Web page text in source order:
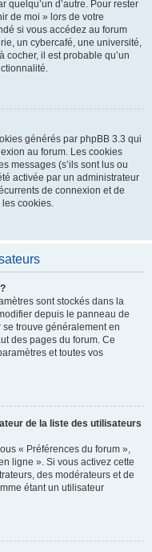
quelqu’un d’autre. Pour rester
de moi » lors de votre
si vous accédez au forum
un cybercafé, une université,
cocher, il est probable qu’un
générés par phpBB 3.3 qui
au forum. Les cookies
messages (s’ils sont lus ou
activée par un administrateur
de connexion et de
cookies.
sont stockés dans la
depuis le panneau de
trouve généralement en
des pages du forum. Ce
et toutes vos
de la liste des utilisateurs
« Préférences du forum »,
ligne ». Si vous activez cette
des modérateurs et de
étant un utilisateur